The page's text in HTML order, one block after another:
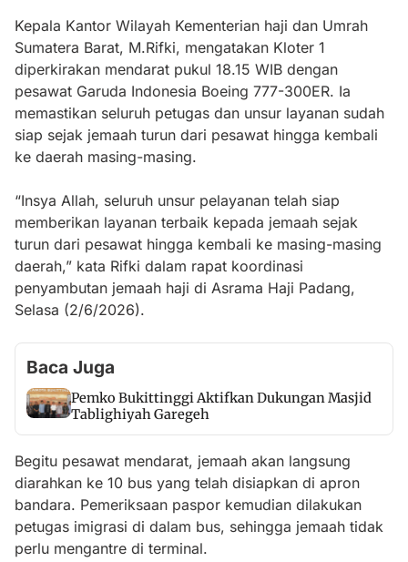
Kepala Kantor Wilayah Kementerian haji dan Umrah
Sumatera Barat, M.Rifki, mengatakan Kloter 1
diperkirakan mendarat pukul 18.15 WIB dengan
pesawat Garuda Indonesia Boeing 777-300ER. Ia
memastikan seluruh petugas dan unsur layanan sudah
siap sejak jemaah turun dari pesawat hingga kembali
ke daerah masing-masing.
“Insya Allah, seluruh unsur pelayanan telah siap
memberikan layanan terbaik kepada jemaah sejak
turun dari pesawat hingga kembali ke masing-masing
daerah,” kata Rifki dalam rapat koordinasi
penyambutan jemaah haji di Asrama Haji Padang,
Selasa (2/6/2026).
Baca Juga
Pemko Bukittinggi Aktifkan Dukungan Masjid
Tablighiyah Garegeh
Begitu pesawat mendarat, jemaah akan langsung
diarahkan ke 10 bus yang telah disiapkan di apron
bandara. Pemeriksaan paspor kemudian dilakukan
petugas imigrasi di dalam bus, sehingga jemaah tidak
perlu mengantre di terminal.